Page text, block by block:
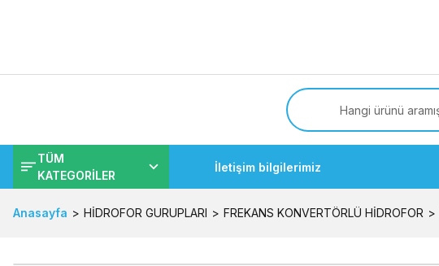
TÜM
KATEGORİLER
İletişim bilgilerimiz
Anasayfa HİDROFOR GURUPLARI FREKANS KONVERTÖRLÜ HİDROFOR